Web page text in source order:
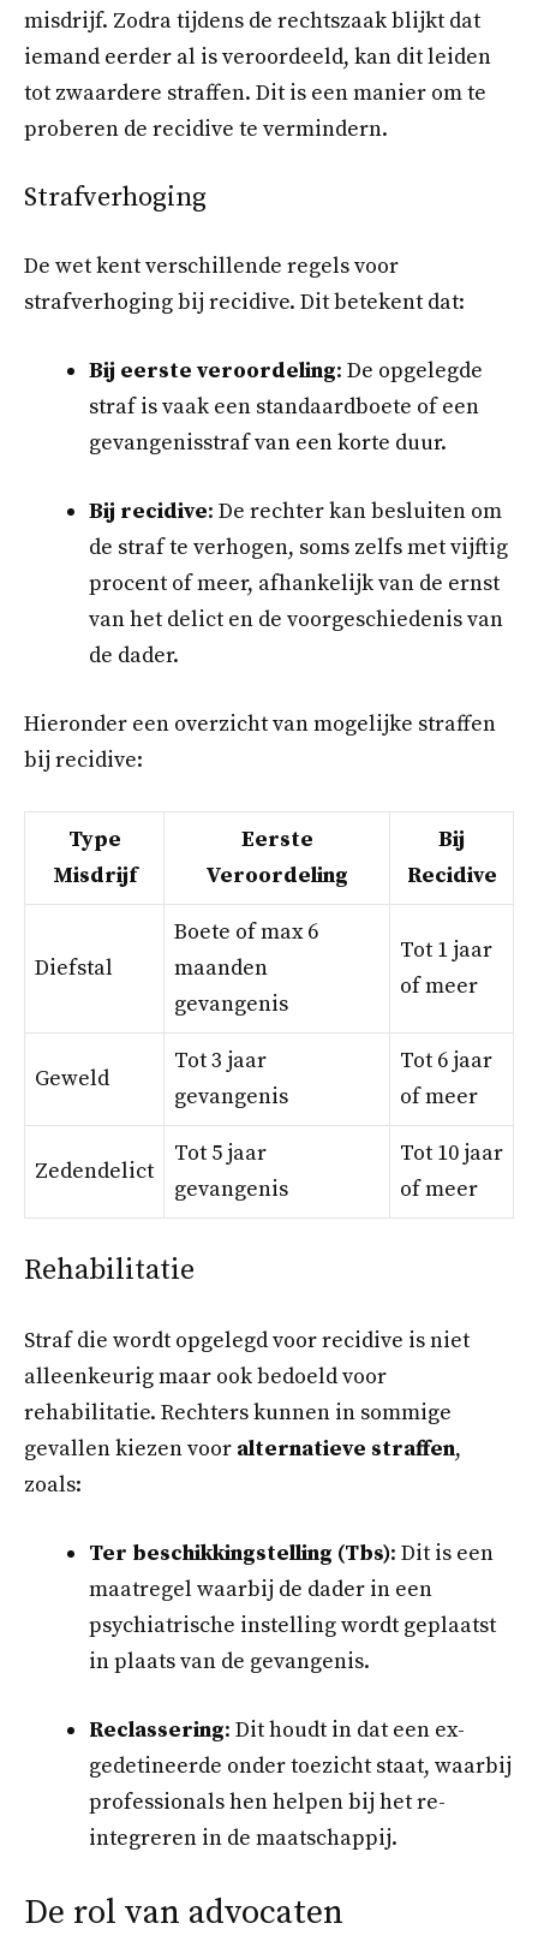
misdrijf. Zodra tijdens de rechtszaak blijkt dat
iemand eerder al is veroordeeld, kan dit leiden
tot zwaardere straffen. Dit is een manier om te
proberen de recidive te vermindern.
Strafverhoging
De wet kent verschillende regels voor
strafverhoging bij recidive. Dit betekent dat:
Bij eerste veroordeling: De opgelegde
straf is vaak een standaardboete of een
gevangenisstraf van een korte duur.
Bij recidive: De rechter kan besluiten om
de straf te verhogen, soms zelfs met vijftig
procent of meer, afhankelijk van de ernst
van het delict en de voorgeschiedenis van
de dader.
Hieronder een overzicht van mogelijke straffen
bij recidive:
Type
Misdrijf
Eerste
Veroordeling
Bij
Recidive
Diefstal
Boete of max 6
maanden
gevangenis
Tot 1 jaar
of meer
Geweld
Tot 3 jaar
gevangenis
Tot 6 jaar
of meer
Zedendelict
Tot 5 jaar
gevangenis
Tot 10 jaar
of meer
Rehabilitatie
Straf die wordt opgelegd voor recidive is niet
alleenkeurig maar ook bedoeld voor
rehabilitatie. Rechters kunnen in sommige
gevallen kiezen voor alternatieve straffen,
zoals:
Ter beschikkingstelling (Tbs): Dit is een
maatregel waarbij de dader in een
psychiatrische instelling wordt geplaatst
in plaats van de gevangenis.
Reclassering: Dit houdt in dat een ex-
gedetineerde onder toezicht staat, waarbij
professionals hen helpen bij het re-
integreren in de maatschappij.
De rol van advocaten